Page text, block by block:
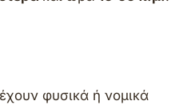
φυσικά ή νομικά